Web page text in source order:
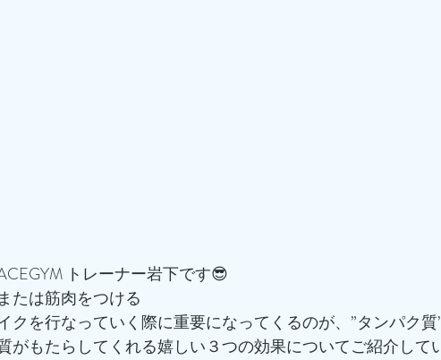
トレーナー岩下です😎
たは筋肉をつける
クを行なっていく際に重要になってくるのが、”タンパク質”
がもたらしてくれる嬉しい３つの効果についてご紹介して